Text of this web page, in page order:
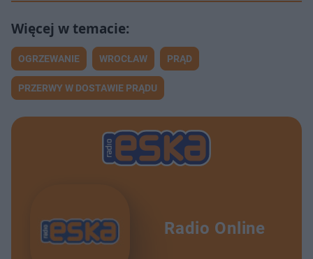
OGRZEWANIE WROCŁAW PRĄD
PRZERWY W DOSTAWIE PRĄDU
Radio Online